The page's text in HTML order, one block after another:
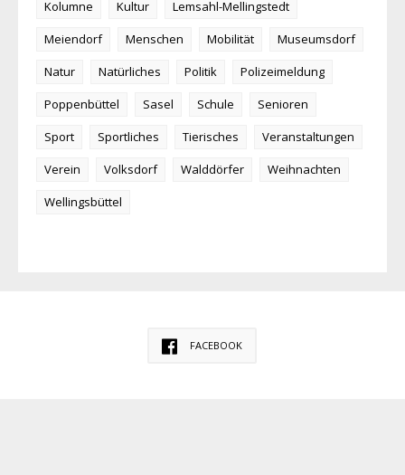
Kolumne
Kultur
Lemsahl-Mellingstedt
Meiendorf
Menschen Mobilität
Museumsdorf
Natur
Natürliches Politik
Polizeimeldung
Poppenbüttel
Sasel Schule
Senioren
Sport
Sportliches Tierisches
Veranstaltungen
Verein
Volksdorf Walddörfer
Weihnachten
Wellingsbüttel
FACEBOOK